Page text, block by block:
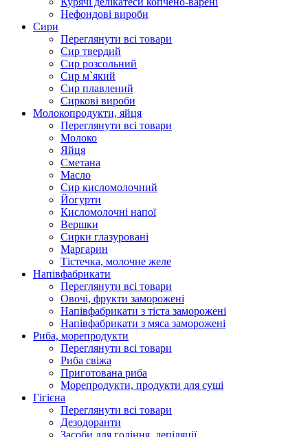
Нефондові вироби
Сири
Переглянути всі товари
Сир твердий
Сир розсольний
Сир м`який
Сир плавлений
Сиркові вироби
Молокопродукти, яйця
Переглянути всі товари
Молоко
Яйця
Сметана
Масло
Сир кисломолочний
Йогурти
Кисломолочні напої
Вершки
Сирки глазуровані
Маргарин
Тістечка, молочне желе
Напівфабрикати
Переглянути всі товари
Овочі, фрукти заморожені
Напівфабрикати з тіста заморожені
Напівфабрикати з мяса заморожені
Риба, морепродукти
Переглянути всі товари
Риба свіжа
Приготована риба
Морепродукти, продукти для суші
Гігієна
Переглянути всі товари
Дезодоранти
Засоби для гоління, депіляції